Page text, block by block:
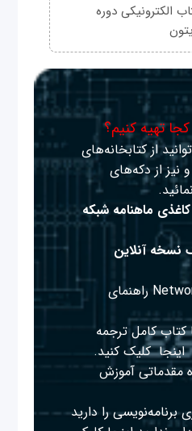
الکترونیکی دوره
تهیه کنیم؟
از کتابخانه‌های
نیز از دکه‌های
ماهنامه شبکه
نسخه آنلاین
+Network راهنمای
کتاب کامل ترجمه
اینجا کلیک کنید.
مقدماتی آموزش
برنامه‌نویسی را دارید